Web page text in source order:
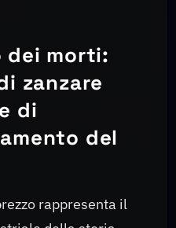
morti:
zanzare
di
del
rappresenta il